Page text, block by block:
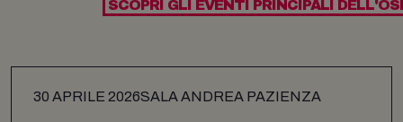
SCOPRI GLI EVENTI PRINCIPALI
30 APRILE 2026SALA ANDREA PAZIENZA